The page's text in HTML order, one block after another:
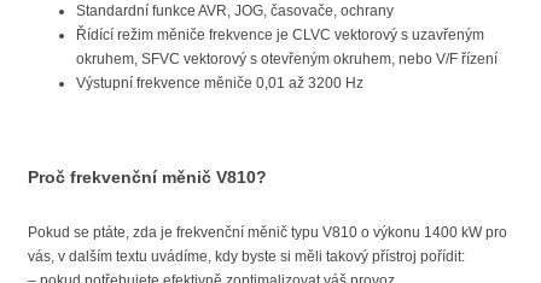
Standardní funkce AVR, JOG, časovače, ochrany
Řídící režim měniče frekvence je CLVC vektorový s uzavřeným
okruhem, SFVC vektorový s otevřeným okruhem, nebo V/F řízení
Výstupní frekvence měniče 0,01 až 3200 Hz
Proč frekvenční měnič V810?
Pokud se ptáte, zda je frekvenční měnič typu V810 o výkonu 1400 kW pro
vás, v dalším textu uvádíme, kdy byste si měli takový přístroj pořídit: